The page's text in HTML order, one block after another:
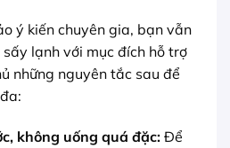
ý kiến chuyên gia, bạn vẫn
lạnh với mục đích hỗ trợ
những nguyên tắc sau để
không uống quá đặc:Để